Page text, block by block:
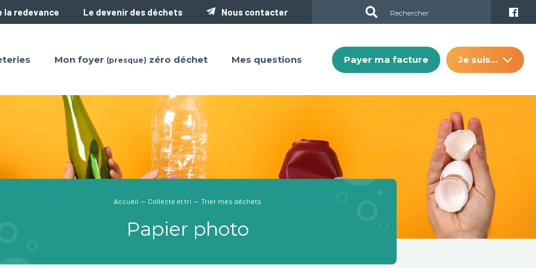
la redevance Le devenir des déchets Nous contacter
Mon foyer (presque) zéro déchet Mes questions Payer ma facture Je suis…
Papier photo
Accueil — Collecte et tri — Trier mes déchets